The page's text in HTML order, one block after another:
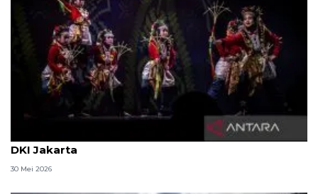
Ragam rekomendasi wisata libur Lebaran 2026 di
DKI Jakarta
30 Mei 2026